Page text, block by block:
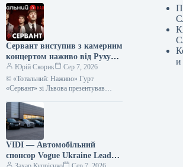
Сервант виступив з камерним
концертом наживо від Руху
опору ССО – фото, відео
Юрій Скорик
Сер 7, 2026
© «Тотальний: Наживо» Гурт
«Сервант» зі Львова презентував
«Тотальний: Наживо». Запис був
створений на підтримку…
VIDI — Автомобільний
спонсор Vogue Ukraine Leaders
и